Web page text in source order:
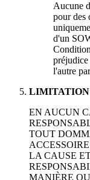
Aucune
pour des
d'un
l'autre
LIMITATION
EN AUCUN
TOUT
LA CAUSE
MANIÈRE